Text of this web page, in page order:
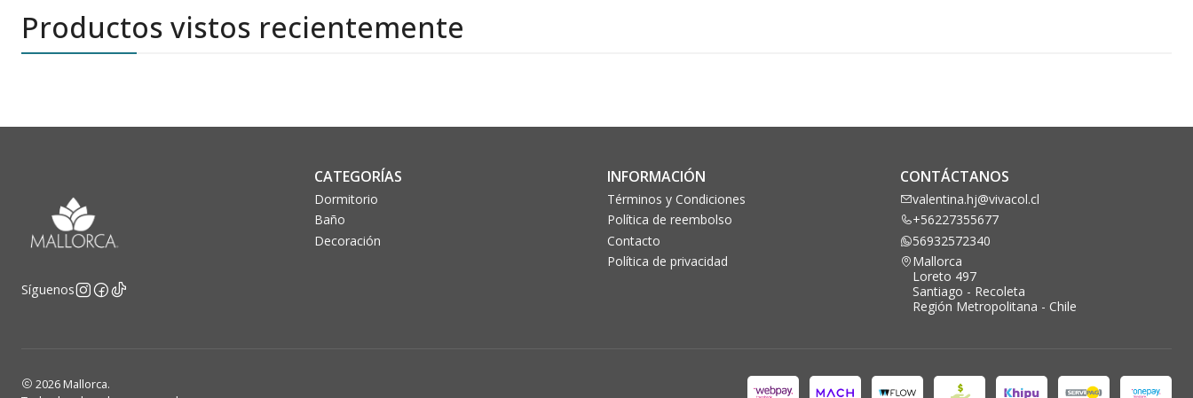
Productos vistos recientemente
Síguenos
CATEGORÍAS
Dormitorio
Baño
Decoración
INFORMACIÓN
Términos y Condiciones
Política de reembolso
Contacto
Política de privacidad
CONTÁCTANOS
valentina.hj@vivacol.cl
+56227355677
56932572340
Mallorca
Loreto 497
Santiago - Recoleta
Región Metropolitana - Chile
2026 Mallorca.